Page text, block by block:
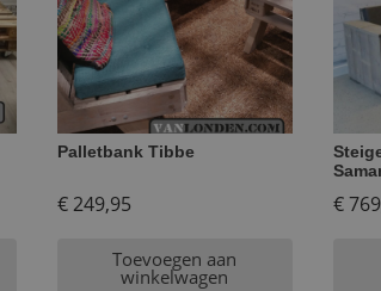
Palletbank Tibbe
€249,95
Toevoegen aan
winkelwagen
€